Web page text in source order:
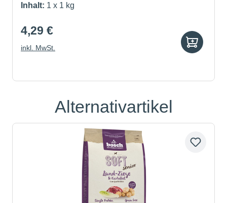
Inhalt: 1 x 1 kg
4,29 €
inkl. MwSt.
Produktgalerie überspringen
Alternativartikel